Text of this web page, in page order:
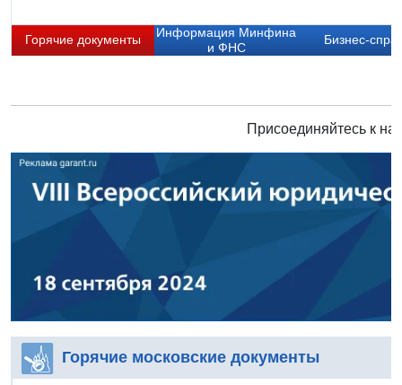
Горячие документы
Информация Минфина
и ФНС
Бизнес-
Присоединяйтесь к
Горячие московские документы